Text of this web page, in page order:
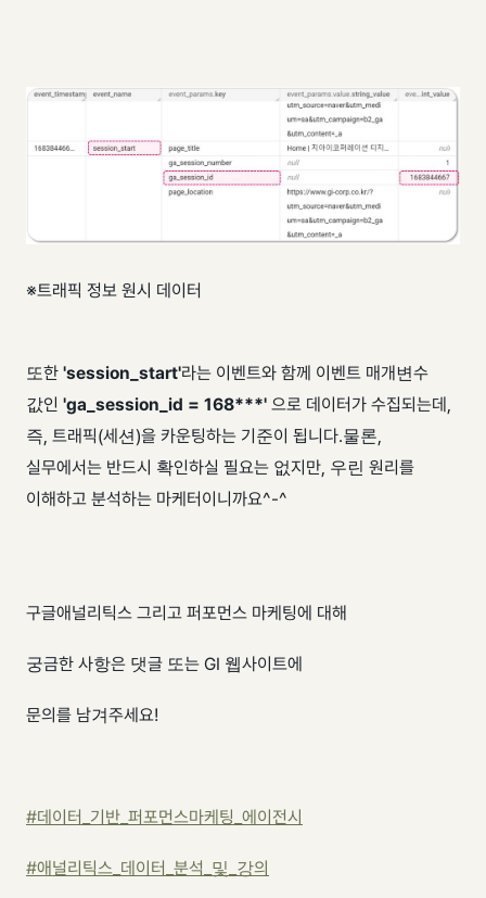
※트래픽 정보 원시 데이터
또한 'session_start'라는 이벤트와 함께 이벤트 매개변수
값인 'ga_session_id = 168***' 으로 데이터가 수집되는데,
즉, 트래픽(세션)을 카운팅하는 기준이 됩니다. ​ ​ 물론,
실무에서는 반드시 확인하실 필요는 없지만, 우린 원리를
이해하고 분석하는 마케터이니까요^-^
구글애널리틱스 그리고 퍼포먼스 마케팅에 대해
궁금한 사항은 댓글 또는 GI 웹사이트에
문의를 남겨주세요!
#데이터_기반_퍼포먼스마케팅_에이전시
#애널리틱스_데이터_분석_및_강의